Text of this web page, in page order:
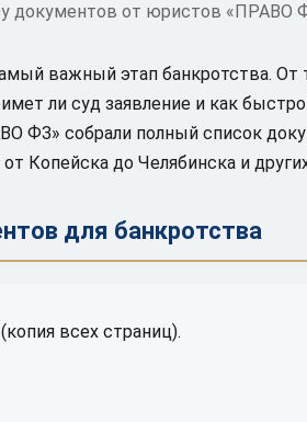
документов от юристов «ПРАВО
важный этап банкротства. От
ли суд заявление и как
ФЗ» собрали полный список
Копейска до Челябинска и
для банкротства
(копия всех страниц).